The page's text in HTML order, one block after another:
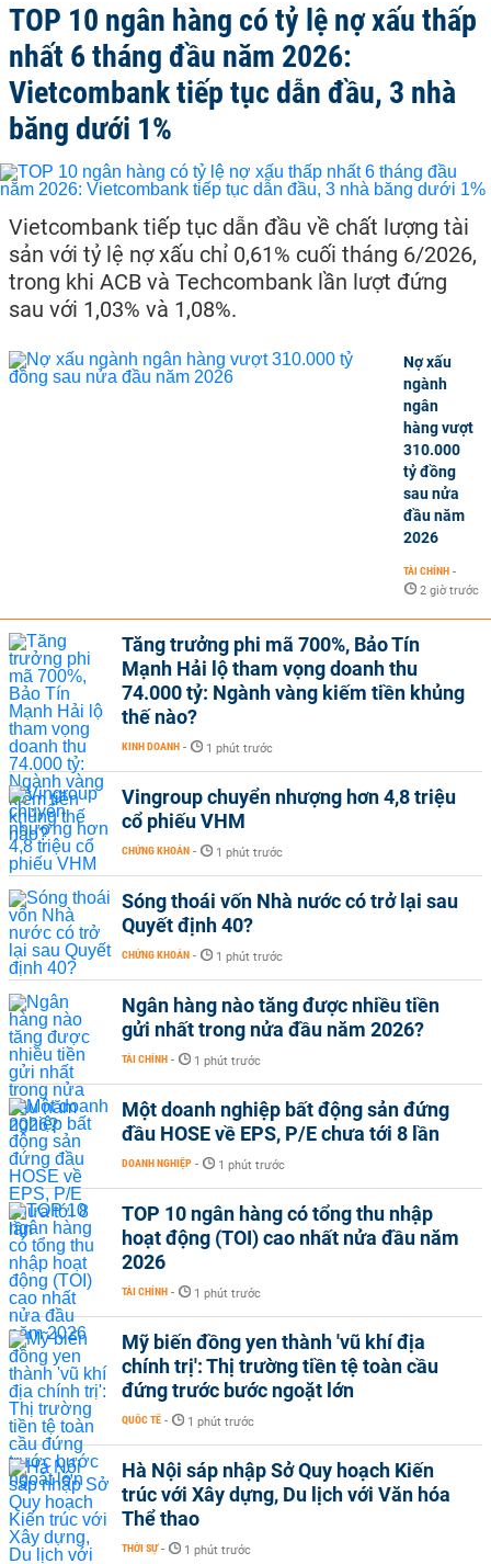
TOP 10 ngân hàng có tỷ lệ nợ xấu thấp
nhất 6 tháng đầu năm 2026:
Vietcombank tiếp tục dẫn đầu, 3 nhà
băng dưới 1%
Vietcombank tiếp tục dẫn đầu về chất lượng tài
sản với tỷ lệ nợ xấu chỉ 0,61% cuối tháng 6/2026,
trong khi ACB và Techcombank lần lượt đứng
sau với 1,03% và 1,08%.
Nợ xấu
ngành
ngân
hàng vượt
310.000
tỷ đồng
sau nửa
đầu năm
2026
TÀI CHÍNH -
2 giờ trước
Tăng trưởng phi mã 700%, Bảo Tín
Mạnh Hải lộ tham vọng doanh thu
74.000 tỷ: Ngành vàng kiếm tiền khủng
thế nào?
KINH DOANH - 1 phút trước
Vingroup chuyển nhượng hơn 4,8 triệu
cổ phiếu VHM
CHỨNG KHOÁN - 1 phút trước
Sóng thoái vốn Nhà nước có trở lại sau
Quyết định 40?
CHỨNG KHOÁN - 1 phút trước
Ngân hàng nào tăng được nhiều tiền
gửi nhất trong nửa đầu năm 2026?
TÀI CHÍNH - 1 phút trước
Một doanh nghiệp bất động sản đứng
đầu HOSE về EPS, P/E chưa tới 8 lần
DOANH NGHIỆP - 1 phút trước
TOP 10 ngân hàng có tổng thu nhập
hoạt động (TOI) cao nhất nửa đầu năm
2026
TÀI CHÍNH - 1 phút trước
Mỹ biến đồng yen thành 'vũ khí địa
chính trị': Thị trường tiền tệ toàn cầu
đứng trước bước ngoặt lớn
QUỐC TẾ - 1 phút trước
Hà Nội sáp nhập Sở Quy hoạch Kiến
trúc với Xây dựng, Du lịch với Văn hóa
Thể thao
THỜI SỰ - 1 phút trước